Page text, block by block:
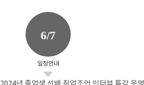
6/7
일정안내